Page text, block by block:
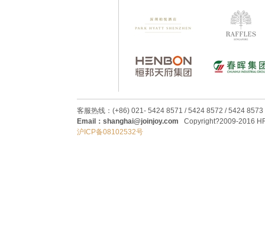
客服热线：(+86) 021- 5424 8571 / 5424 8572 / 5424 8573
Email：shanghai@joinjoy.com Copyright?2009-2016
沪ICP备08102532号